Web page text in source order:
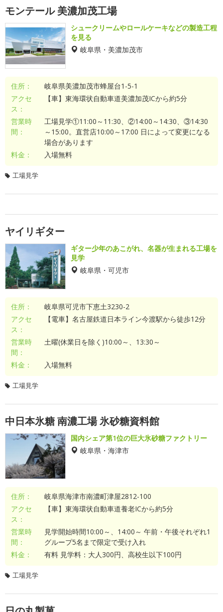
モンテール 美濃加茂工場
シュークリームやロールケーキなどの製造工程
を見る
岐阜県・美濃加茂市
住所：
岐阜県美濃加茂市蜂屋台1-5-1
アクセ
ス：
【車】東海環状自動車道美濃加茂ICから約5分
営業時
間：
工場見学①11:00～11:30、②14:00～14:30、③14:30
～15:00。直営店10:00～17:00 日によって変更になる
場合があります
料金：
入場無料
工場見学
ヤイリギター
ギター少年のあこがれ、名器が生まれる工場を
見学
岐阜県・可児市
住所：
岐阜県可児市下恵土3230-2
アクセ
ス：
【電車】名古屋鉄道日本ライン今渡駅から徒歩12分
営業時
間：
土曜(休業日を除く)10:00～、13:30～
料金： 入場無料
工場見学
中日本氷糖 南濃工場 氷砂糖資料館
国内シェア第1位の巨大氷砂糖ファクトリー
岐阜県・海津市
住所：
岐阜県海津市南濃町津屋2812-100
アクセ
ス：
【車】東海環状自動車道養老ICから約5分
営業時
間：
見学開始時間10:00～、14:00～ 午前・午後それぞれ1
グループ5名まで限定で受け入れ
料金：
有料 見学料：大人300円、高校生以下100円
工場見学